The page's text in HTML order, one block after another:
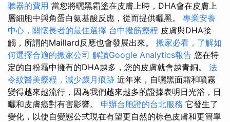
聽器的費用 當您將曬黑霜塗在皮膚上時，DHA會在皮膚上
層細胞中與角蛋白氨基酸反應，從而提供曬黑。 專業安養
中心，關懷長者的最佳選擇 台中撥筋療程 皮膚與DHA接
觸，所謂的Maillard反應也會發展出來。 搬家必看，了解如
何選擇合適的搬家公司 解讀Google Analytics報告 您在特
定的自粉霜中擁有的DHA越多，您的皮膚就會越青銅。 法
令紋醫美療程，減少歲月痕跡 近年來，自曬黑面霜和噴霧
變得越來越流行，因為我們越來越多的證據表明日光浴，日
曬和皮膚癌對有害影響。 申辦台胞證的台北服務 它發生了
變化，以使自變態公式現在有望更自然的棕色皮膚和更簡單